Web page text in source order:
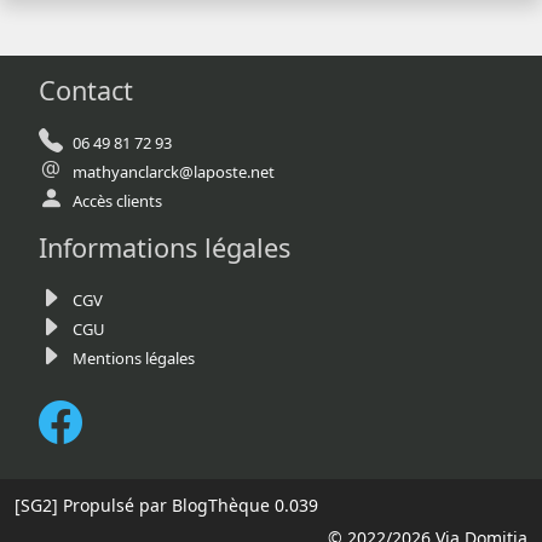
Contact
06 49 81 72 93
mathyanclarck@laposte.net
Accès clients
Informations légales
CGV
CGU
Mentions légales
[SG2] Propulsé par BlogThèque 0.039